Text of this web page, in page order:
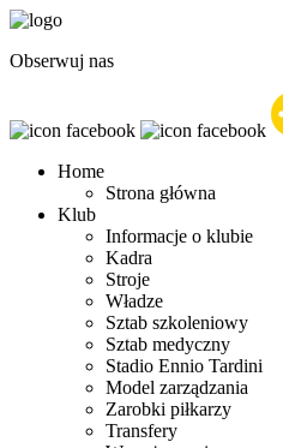
Obserwuj nas
Home
Strona główna
Klub
Informacje o klubie
Kadra
Stroje
Władze
Sztab szkoleniowy
Sztab medyczny
Stadio Ennio Tardini
Model zarządzania
Zarobki piłkarzy
Transfery